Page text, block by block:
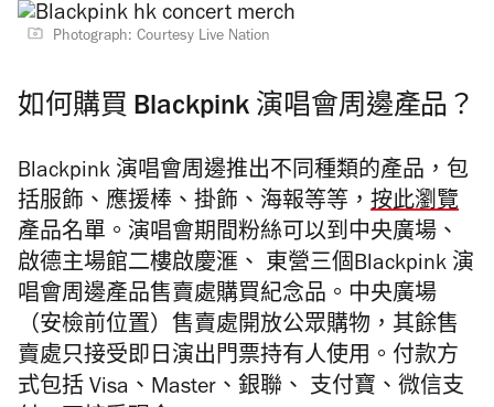
Photograph: Courtesy Live Nation
如何購買 Blackpink 演唱會周邊產品？
Blackpink 演唱會周邊推出不同種類的產品，包
括服飾、應援棒、掛飾、海報等等， 按此瀏覽
產品名單。演唱會期間粉絲可以到中央廣場、
啟德主場館二樓啟慶滙、 東營三個Blackpink 演
唱會周邊產品售賣處購買紀念品。中央廣場
（安檢前位置）售賣處開放公眾購物，其餘售
賣處只接受即日演出門票持有人使用。付款方
式包括 Visa、Master、銀聯、 支付寶、微信支